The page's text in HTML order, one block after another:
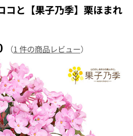
コと【果子乃季】栗ほまれ
（1 件の商品レビュー）